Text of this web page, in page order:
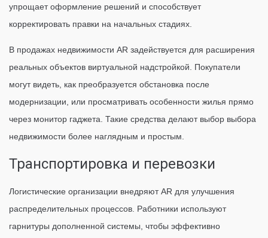
упрощает оформление решений и способствует
корректировать правки на начальных стадиях.
В продажах недвижимости AR задействуется для расширения
реальных объектов виртуальной надстройкой. Покупатели
могут видеть, как преобразуется обстановка после
модернизации, или просматривать особенности жилья прямо
через монитор гаджета. Такие средства делают выбор выбора
недвижимости более наглядным и простым.
Транспортировка и перевозки
Логистические организации внедряют AR для улучшения
распределительных процессов. Работники используют
гарнитуры дополненной системы, чтобы эффективно